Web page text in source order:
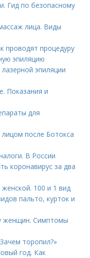
Гид по безопасному
лица. Виды
проводят процедуру
эпиляцию
эпиляции
Показания и
для
после Ботокса
В России
коронавирус за два
100 и 1 вид
пальто, курток и
женщин. Симптомы
торопил?»
год. Как